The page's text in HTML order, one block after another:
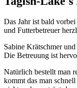
Das Jahr ist bald
und Futterbetreuer
Sabine Krätschmer
Die Betreuung ist
Natürlich bestellt man
kommt das man